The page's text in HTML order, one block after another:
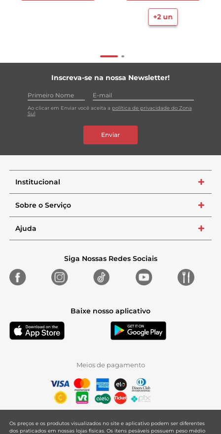
+2un
Inscreva-se na nossa Newsletter!
Ao clicar em Enviar você aceita a política de privacidade do Zona
Sul
Enviar
Institucional +
Sobre o Serviço +
Ajuda +
Siga Nossas Redes Sociais
Baixe nosso aplicativo
Meios de pagamento
Os preços e os produtos visualizados no site e aplicativo podem ser diferentes
dos praticados em nossas lojas físicas. Os itens pesáveis possuem peso médio